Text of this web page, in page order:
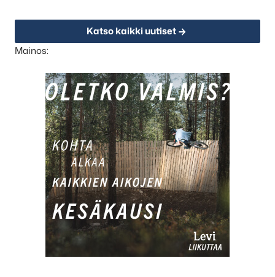
Katso kaikki uutiset
Mainos: